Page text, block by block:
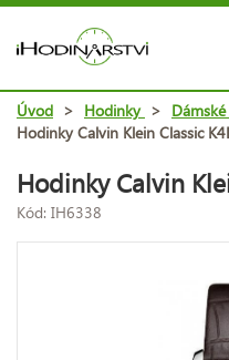
Úvod > Hodinky > Dámské
Hodinky Calvin Klein Classic
Hodinky Calvin
Kód: IH6338